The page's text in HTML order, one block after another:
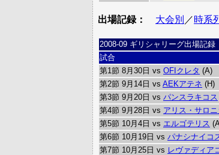
出場記録： 大会別 ／時系
2008-09 ギリシャリーグ出場記録
試合
第1節 8月30日 vs OFIクレタ (A)
第2節 9月14日 vs AEKアテネ (H)
第3節 9月20日 vs パンスラキコス
第4節 9月28日 vs アリス・サロニ
第5節 10月4日 vs エルゴテリス
第6節 10月19日 vs パナシナイコ
第7節 10月25日 vs レヴァディア